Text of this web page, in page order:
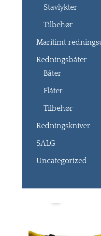
Stavlykter
Tilbehør
Maritimt
Redningsbåter
Båter
Flåter
Tilbehør
Redningskniver
SALG
Uncategorized